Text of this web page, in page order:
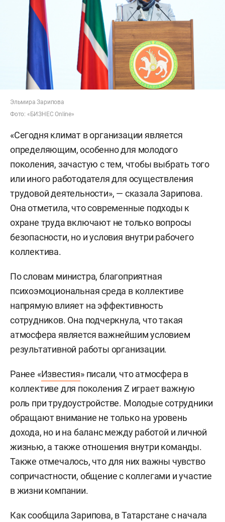
Эльмира Зарипова
Фото: «БИЗНЕС Online»
«Сегодня климат в организации является
определяющим, особенно для молодого
поколения, зачастую с тем, чтобы выбрать того
или иного работодателя для осуществления
трудовой деятельности», — сказала Зарипова.
Она отметила, что современные подходы к
охране труда включают не только вопросы
безопасности, но и условия внутри рабочего
коллектива.
По словам министра, благоприятная
психоэмоциональная среда в коллективе
напрямую влияет на эффективность
сотрудников. Она подчеркнула, что такая
атмосфера является важнейшим условием
результативной работы организации.
Ранее «Известия» писали, что атмосфера в
коллективе для поколения Z играет важную
роль при трудоустройстве. Молодые сотрудники
обращают внимание не только на уровень
дохода, но и на баланс между работой и личной
жизнью, а также отношения внутри команды.
Также отмечалось, что для них важны чувство
сопричастности, общение с коллегами и участие
в жизни компании.
Как сообщила Зарипова, в Татарстане с начала